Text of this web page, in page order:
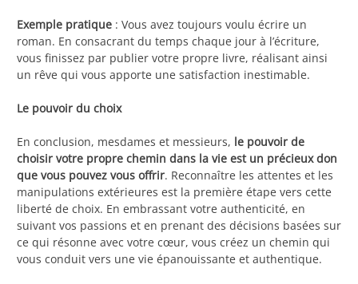
Exemple pratique : Vous avez toujours voulu écrire un
roman. En consacrant du temps chaque jour à l’écriture,
vous finissez par publier votre propre livre, réalisant ainsi
un rêve qui vous apporte une satisfaction inestimable.
Le pouvoir du choix
En conclusion, mesdames et messieurs, le pouvoir de
choisir votre propre chemin dans la vie est un précieux don
que vous pouvez vous offrir. Reconnaître les attentes et les
manipulations extérieures est la première étape vers cette
liberté de choix. En embrassant votre authenticité, en
suivant vos passions et en prenant des décisions basées sur
ce qui résonne avec votre cœur, vous créez un chemin qui
vous conduit vers une vie épanouissante et authentique.